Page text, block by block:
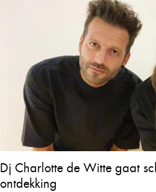
Dj Charlotte de Witte gaat
ontdekking